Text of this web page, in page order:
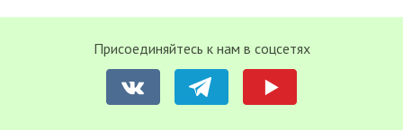
Присоединяйтесь к нам в соцсетях